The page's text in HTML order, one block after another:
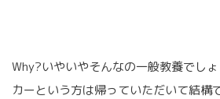
Why?いやいやそんなの一般教養でし
カーという方は帰っていただいて結構